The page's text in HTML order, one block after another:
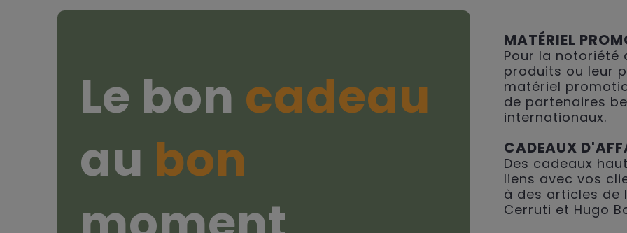
Le bon cadeau
au bon
MATÉRIEL
Pour la notoriété
produits ou leur
matériel
de partenaires
internationaux.
CADEAUX
Des cadeaux
liens avec vos
à des articles de
Cerruti et Hugo